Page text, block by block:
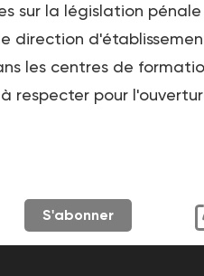
sur la législation
direction
les centres de
à respecter pour
S'abonner